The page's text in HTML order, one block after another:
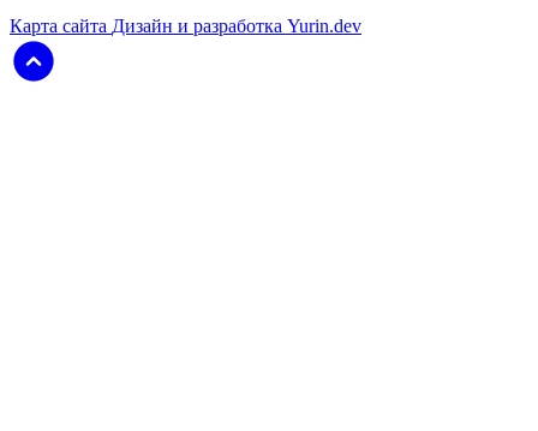
Карта сайта Дизайн и разработка Yurin.dev